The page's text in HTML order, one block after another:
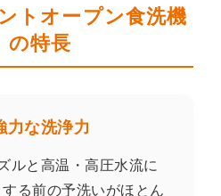
トオープン食洗機
の特長
な洗浄力
ルと高温・高圧水流に
る前の予洗いがほとん